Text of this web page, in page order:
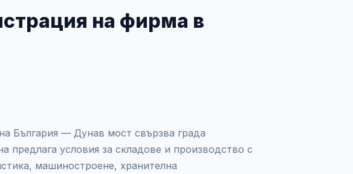
на фирма в
България — Дунав мост свързва града
предлага условия за складове и производство с
машиностроене, хранителна